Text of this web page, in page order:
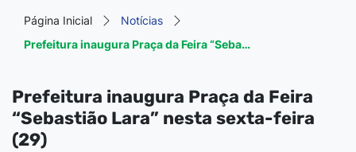
Página Inicial
Notícias
Prefeitura inaugura Praça da Feira “Seba…
Prefeitura inaugura Praça da Feira
“Sebastião Lara” nesta sexta-feira
(29)